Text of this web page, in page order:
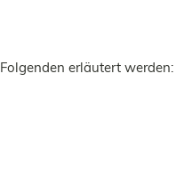
erläutert werden: